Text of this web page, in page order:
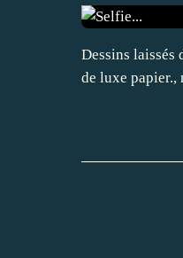
Dessins laissés
de luxe papier.,